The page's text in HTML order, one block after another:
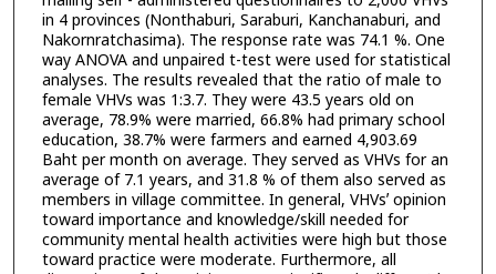
in 4 provinces (Nonthaburi, Saraburi, Kanchanaburi, and
Nakornratchasima). The response rate was 74.1 %. One
way ANOVA and unpaired t-test were used for statistical
analyses. The results revealed that the ratio of male to
female VHVs was 1:3.7. They were 43.5 years old on
average, 78.9% were married, 66.8% had primary school
education, 38.7% were farmers and earned 4,903.69
Baht per month on average. They served as VHVs for an
average of 7.1 years, and 31.8 % of them also served as
members in village committee. In general, VHVsʼ opinion
toward importance and knowledge/skill needed for
community mental health activities were high but those
toward practice were moderate. Furthermore, all